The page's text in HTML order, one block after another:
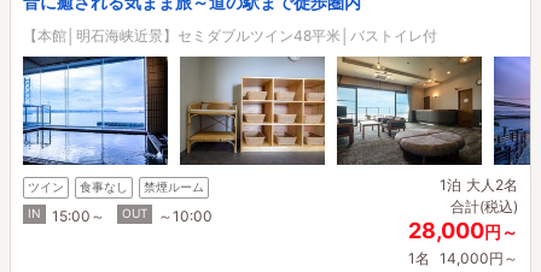
【本館│明石海峡近景】セミダブルツイン48平米│バストイレ付
ツイン 食事なし
禁煙ルーム
IN
15:00～ OUT ～10:00
1泊 大人2名
合計(税込)
28,000円～
1名 14,000円～